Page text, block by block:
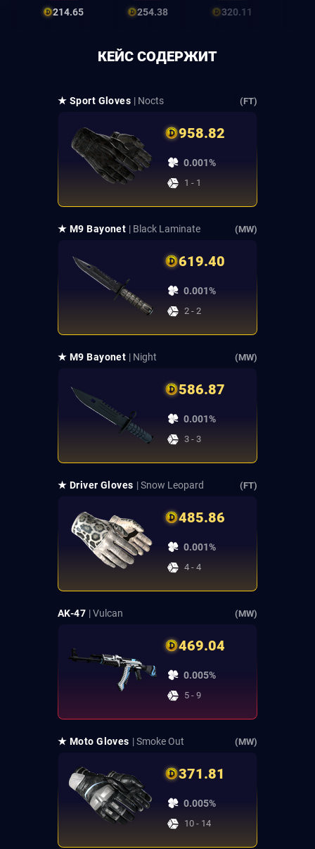
214.65 254.38 320.11
КЕЙС СОДЕРЖИТ
★ Sport Gloves | Nocts (FT)
958.82
0.001%
1 - 1
★ M9 Bayonet | Black Laminate (MW)
619.40
0.001%
2 - 2
★ M9 Bayonet | Night (MW)
586.87
0.001%
3 - 3
★ Driver Gloves | Snow Leopard (FT)
485.86
0.001%
4 - 4
AK-47 | Vulcan (MW)
469.04
0.005%
5 - 9
★ Moto Gloves | Smoke Out (MW)
371.81
0.005%
10 - 14